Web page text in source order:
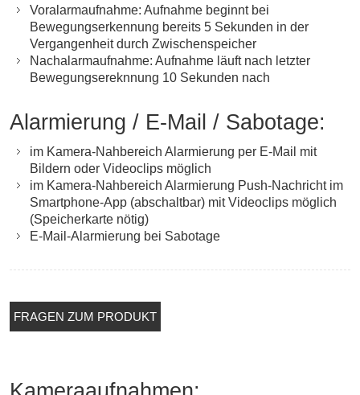
Voralarmaufnahme: Aufnahme beginnt bei
Bewegungserkennung bereits 5 Sekunden in der
Vergangenheit durch Zwischenspeicher
Nachalarmaufnahme: Aufnahme läuft nach letzter
Bewegungsereknnung 10 Sekunden nach
Alarmierung / E-Mail / Sabotage:
im Kamera-Nahbereich Alarmierung per E-Mail mit
Bildern oder Videoclips möglich
im Kamera-Nahbereich Alarmierung Push-Nachricht im
Smartphone-App (abschaltbar) mit Videoclips möglich
(Speicherkarte nötig)
E-Mail-Alarmierung bei Sabotage
FRAGEN ZUM PRODUKT